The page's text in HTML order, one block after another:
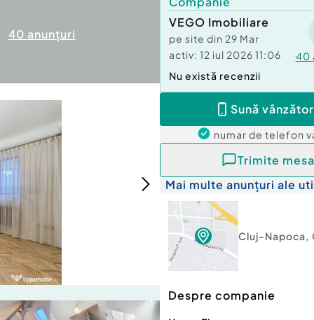
40 anunțuri
VEGO Imobiliare
pe site din 29 Mar
activ: 12 iul 2026 11:06 40
Nu există recenzii
Sună
numar de telefon
Trimite
Mai multe anunțuri ale
Cluj-Napoca,
Despre companie